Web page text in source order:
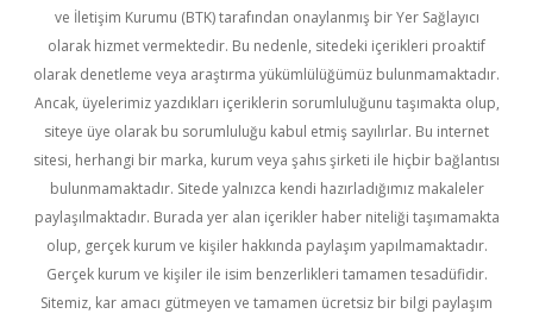
ve İletişim Kurumu (BTK) tarafından onaylanmış bir Yer Sağlayıcı
olarak hizmet vermektedir. Bu nedenle, sitedeki içerikleri proaktif
olarak denetleme veya araştırma yükümlülüğümüz bulunmamaktadır.
Ancak, üyelerimiz yazdıkları içeriklerin sorumluluğunu taşımakta olup,
siteye üye olarak bu sorumluluğu kabul etmiş sayılırlar. Bu internet
sitesi, herhangi bir marka, kurum veya şahıs şirketi ile hiçbir bağlantısı
bulunmamaktadır. Sitede yalnızca kendi hazırladığımız makaleler
paylaşılmaktadır. Burada yer alan içerikler haber niteliği taşımamakta
olup, gerçek kurum ve kişiler hakkında paylaşım yapılmamaktadır.
Gerçek kurum ve kişiler ile isim benzerlikleri tamamen tesadüfidir.
Sitemiz, kar amacı gütmeyen ve tamamen ücretsiz bir bilgi paylaşım